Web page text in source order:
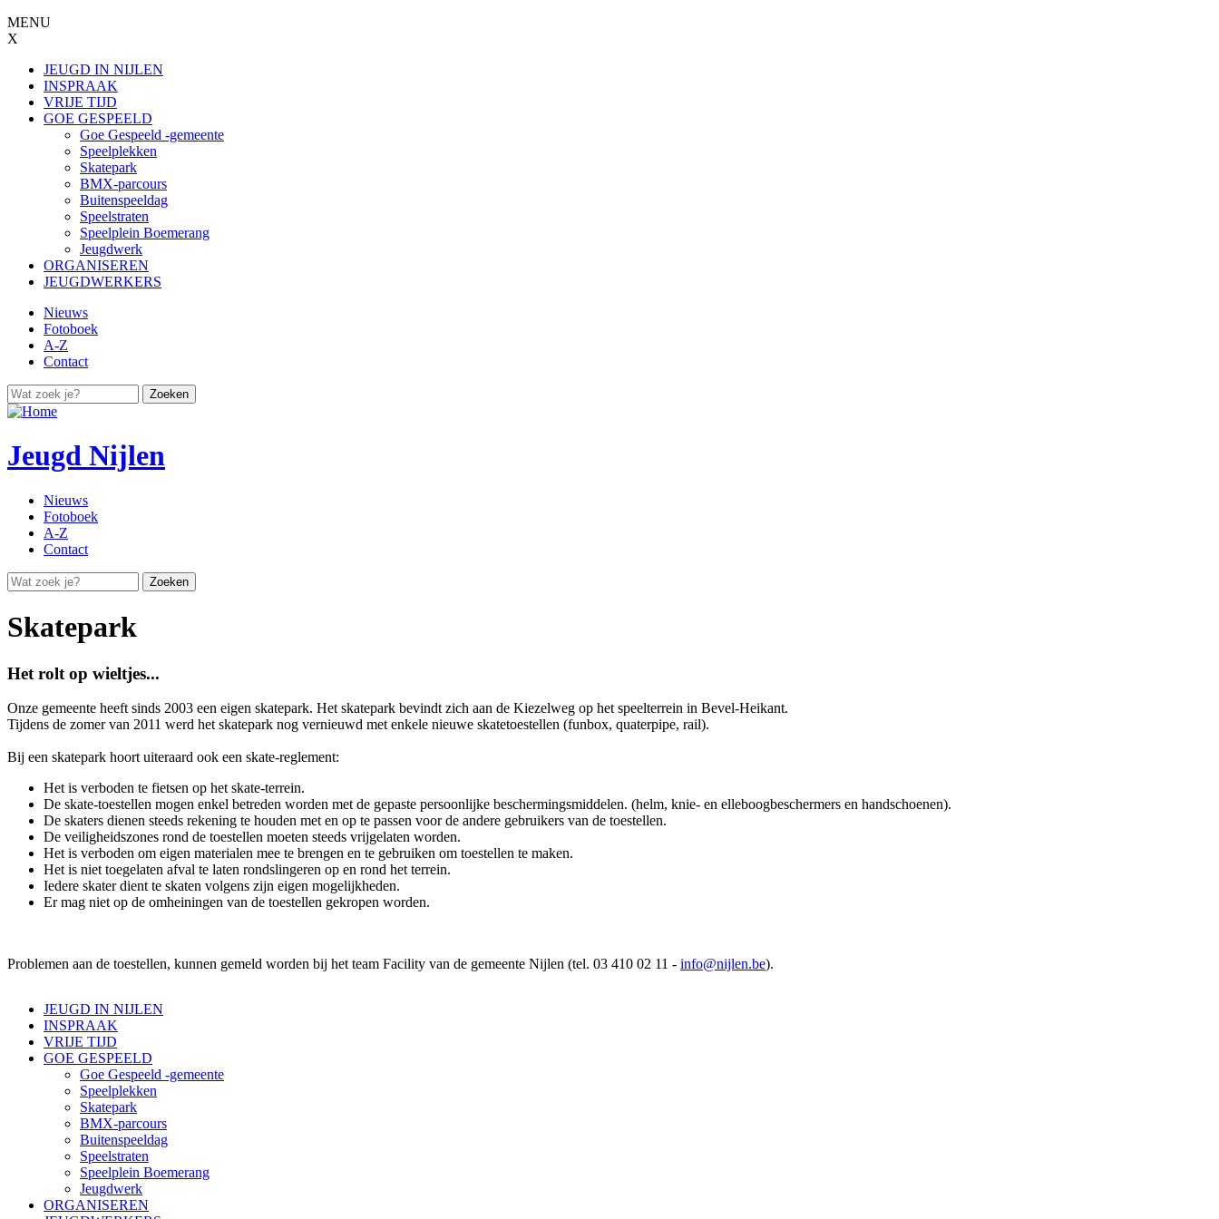
Jump to navigation
MENU
X
JEUGD IN NIJLEN
INSPRAAK
VRIJE TIJD
GOE GESPEELD
Goe Gespeeld -gemeente
Speelplekken
Skatepark
BMX-parcours
Buitenspeeldag
Speelstraten
Speelplein Boemerang
Jeugdwerk
ORGANISEREN
JEUGDWERKERS
Nieuws
Fotoboek
A-Z
Contact
Zoekveld
Jeugd Nijlen
Nieuws
Fotoboek
A-Z
Contact
Skatepark
Het rolt op wieltjes...
Onze gemeente heeft sinds 2003 een eigen skatepark. Het skatepark bevindt zich aan de Kiezelweg op het speelterrein in Bevel-Heikant.
Tijdens de zomer van 2011 werd het skatepark nog vernieuwd met enkele nieuwe skatetoestellen (funbox, quaterpipe, rail).
Bij een skatepark hoort uiteraard ook een skate-reglement:
Het is verboden te fietsen op het skate-terrein.
De skate-toestellen mogen enkel betreden worden met de gepaste persoonlijke beschermingsmiddelen. (helm, knie- en elleboogbeschermers en handschoenen).
De skaters dienen steeds rekening te houden met en op te passen voor de andere gebruikers van de toestellen.
De veiligheidszones rond de toestellen moeten steeds vrijgelaten worden.
Het is verboden om eigen materialen mee te brengen en te gebruiken om toestellen te maken.
Het is niet toegelaten afval te laten rondslingeren op en rond het terrein.
Iedere skater dient te skaten volgens zijn eigen mogelijkheden.
Er mag niet op de omheiningen van de toestellen gekropen worden.
Problemen aan de toestellen, kunnen gemeld worden bij het team Facility van de gemeente Nijlen (tel. 03 410 02 11 - info@nijlen.be).
JEUGD IN NIJLEN
INSPRAAK
VRIJE TIJD
GOE GESPEELD
Goe Gespeeld -gemeente
Speelplekken
Skatepark
BMX-parcours
Buitenspeeldag
Speelstraten
Speelplein Boemerang
Jeugdwerk
ORGANISEREN